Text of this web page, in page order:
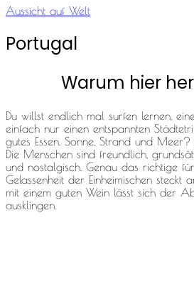
Aussicht auf Welt
Portugal
Warum hier
Du willst endlich mal surfen lernen,
einfach nur einen entspannten
gutes Essen, Sonne, Strand und
Die Menschen sind freundlich,
und nostalgisch. Genau das richtige für
Gelassenheit der Einheimischen steckt
mit einem guten Wein lässt sich der
ausklingen.